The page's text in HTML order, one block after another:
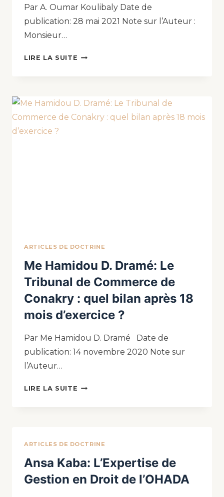
Par A. Oumar Koulibaly Date de
publication: 28 mai 2021 Note sur l’Auteur :
Monsieur…
LIRE LA SUITE
ARTICLES DE DOCTRINE
Me Hamidou D. Dramé: Le
Tribunal de Commerce de
Conakry : quel bilan après 18
mois d’exercice ?
Par Me Hamidou D. Dramé Date de
publication: 14 novembre 2020 Note sur
l’Auteur…
LIRE LA SUITE
ARTICLES DE DOCTRINE
Ansa Kaba: L’Expertise de
Gestion en Droit de l’OHADA